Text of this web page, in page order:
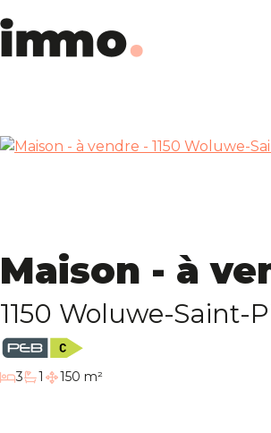
Maison - à
1150 Woluwe-Saint-
3chambres
1
salle de bain
150 m²